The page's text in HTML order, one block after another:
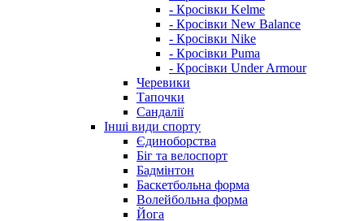
- Кросівки Kelme
- Кросівки New Balance
- Кросівки Nike
- Кросівки Puma
- Кросівки Under Armour
Черевики
Тапочки
Сандалії
Інші види спорту
Єдиноборства
Біг та велоспорт
Бадмінтон
Баскетбольна форма
Волейбольна форма
Йога